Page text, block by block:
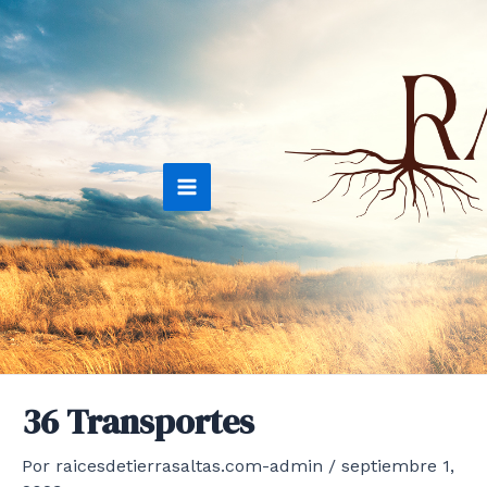
Ir
al
contenido
Main
Menu
36 Transportes
Por raicesdetierrasaltas.com-admin / septiembre 1,